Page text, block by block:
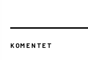
KOMENTET